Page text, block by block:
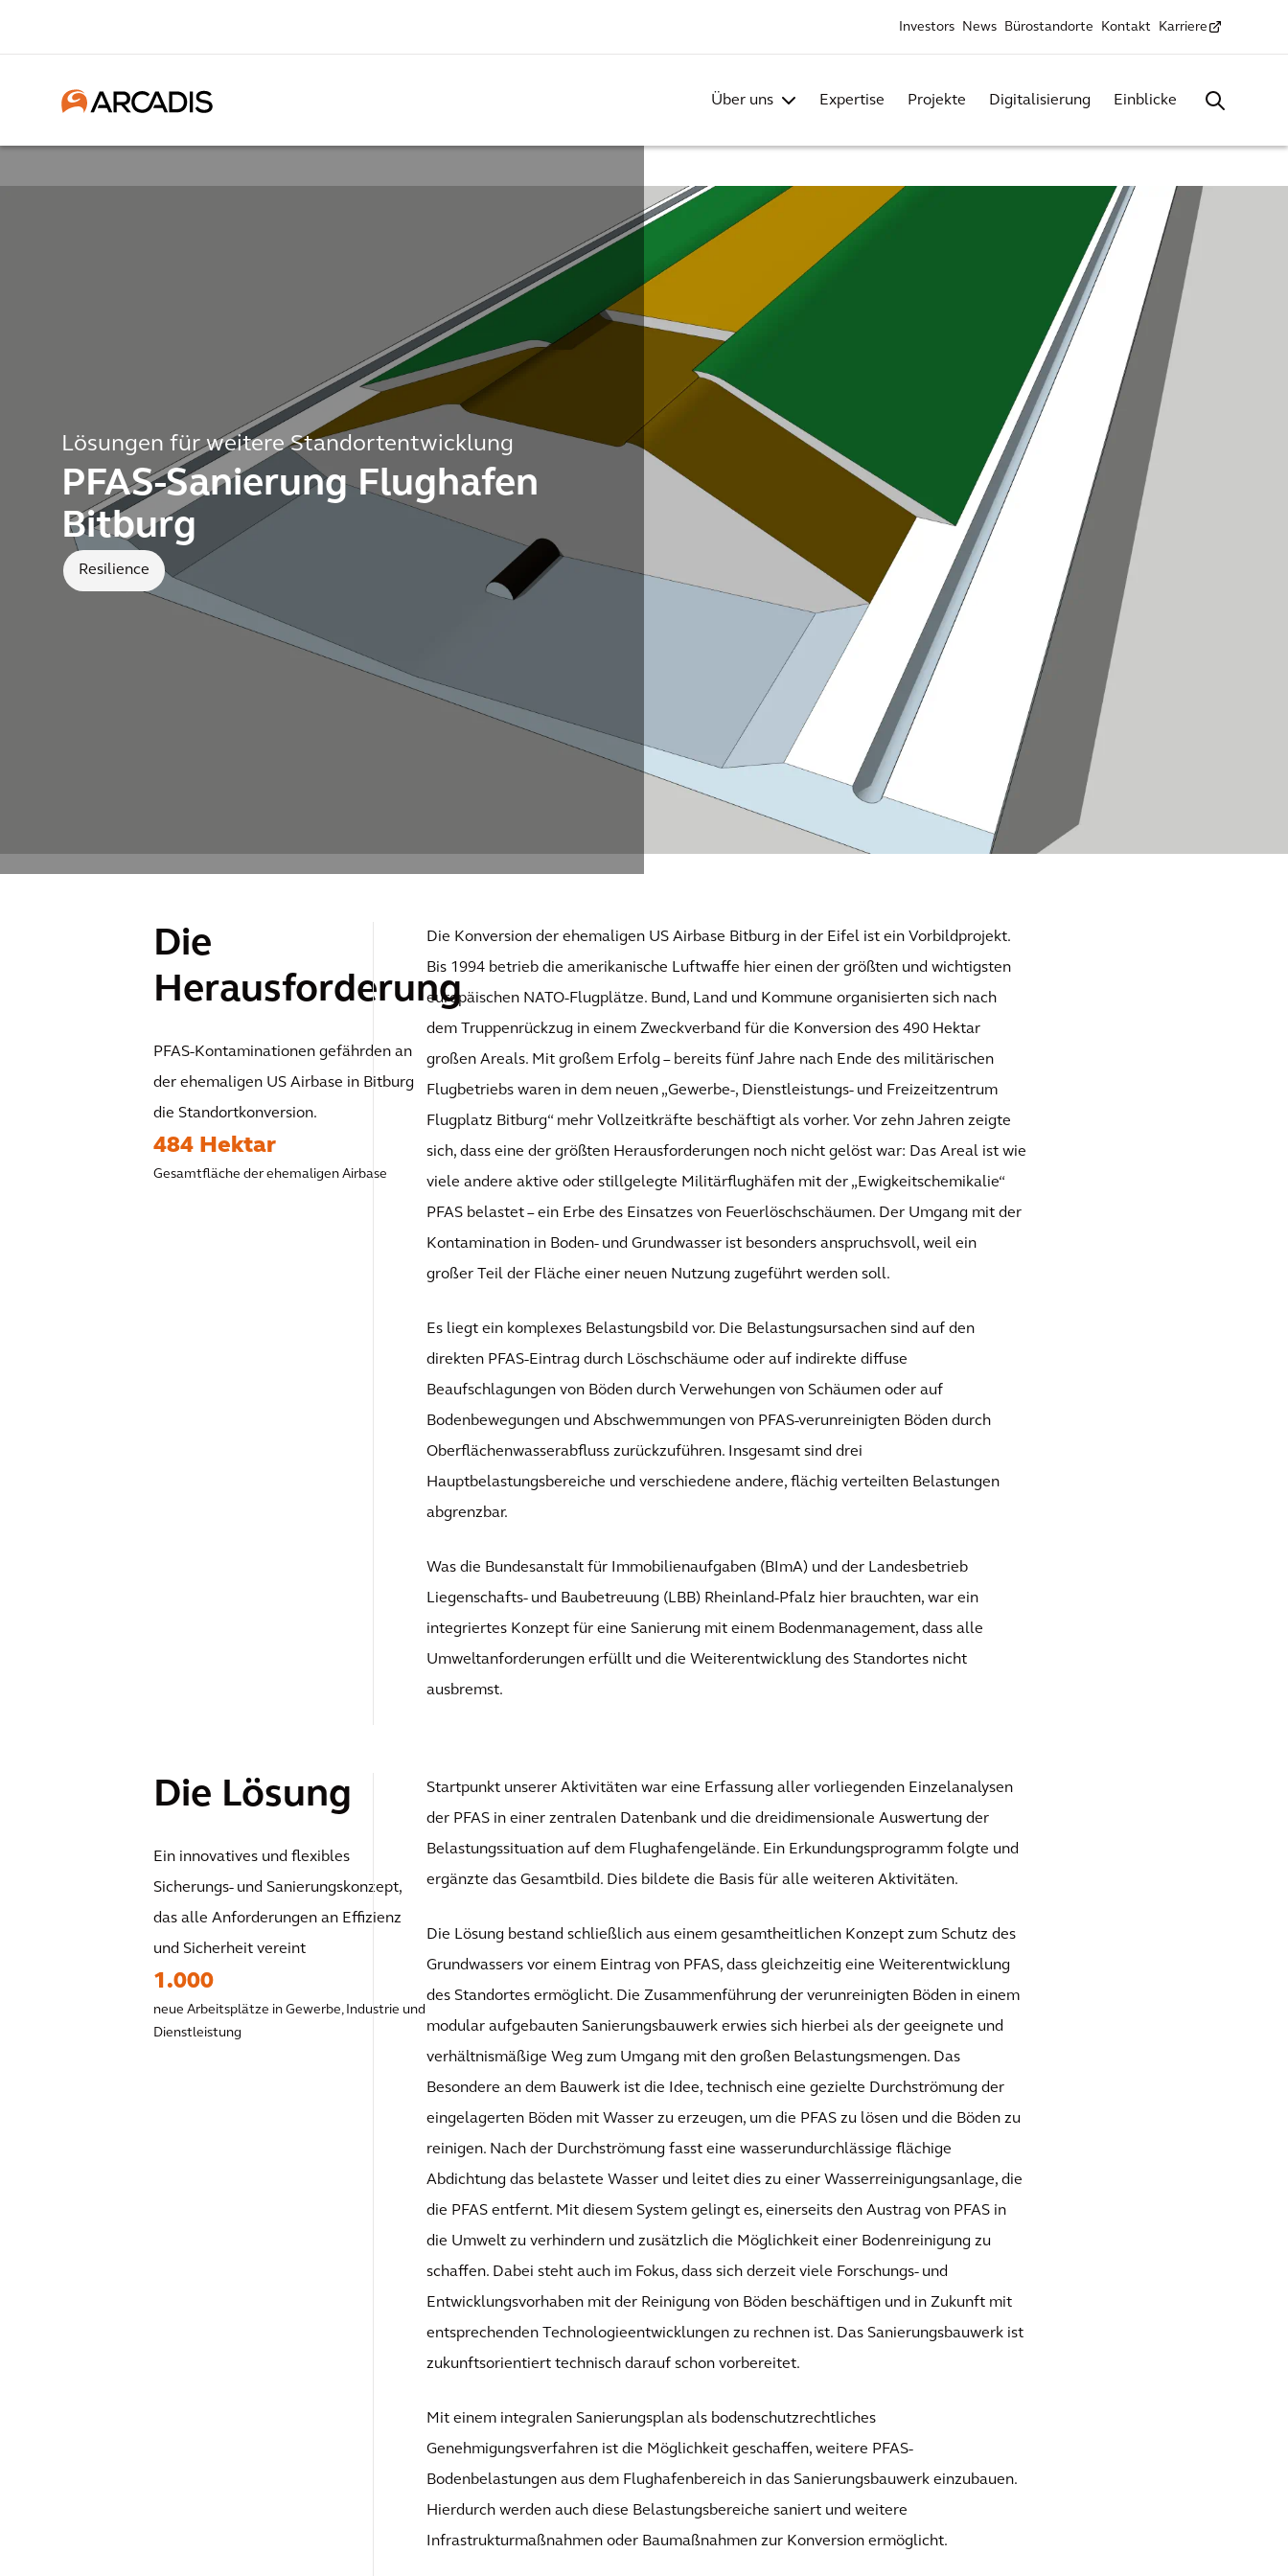
Investors News Bürostandorte Kontakt Karriere
Über uns Expertise Projekte Digitalisierung Einblicke
Lösungen für weitere Standortentwicklung
PFAS-Sanierung Flughafen
Bitburg
Resilience
Die
Herausforderung
PFAS-Kontaminationen gefährden an
der ehemaligen US Airbase in Bitburg
die Standortkonversion.
484 Hektar
Gesamtfläche der ehemaligen Airbase
Die Konversion der ehemaligen US Airbase Bitburg in der Eifel ist ein Vorbildprojekt.
Bis 1994 betrieb die amerikanische Luftwaffe hier einen der größten und wichtigsten
europäischen NATO-Flugplätze. Bund, Land und Kommune organisierten sich nach
dem Truppenrückzug in einem Zweckverband für die Konversion des 490 Hektar
großen Areals. Mit großem Erfolg – bereits fünf Jahre nach Ende des militärischen
Flugbetriebs waren in dem neuen „Gewerbe-, Dienstleistungs- und Freizeitzentrum
Flugplatz Bitburg“ mehr Vollzeitkräfte beschäftigt als vorher. Vor zehn Jahren zeigte
sich, dass eine der größten Herausforderungen noch nicht gelöst war: Das Areal ist wie
viele andere aktive oder stillgelegte Militärflughäfen mit der „Ewigkeitschemikalie“
PFAS belastet – ein Erbe des Einsatzes von Feuerlöschschäumen. Der Umgang mit der
Kontamination in Boden- und Grundwasser ist besonders anspruchsvoll, weil ein
großer Teil der Fläche einer neuen Nutzung zugeführt werden soll.
Es liegt ein komplexes Belastungsbild vor. Die Belastungsursachen sind auf den
direkten PFAS-Eintrag durch Löschschäume oder auf indirekte diffuse
Beaufschlagungen von Böden durch Verwehungen von Schäumen oder auf
Bodenbewegungen und Abschwemmungen von PFAS-verunreinigten Böden durch
Oberflächenwasserabfluss zurückzuführen. Insgesamt sind drei
Hauptbelastungsbereiche und verschiedene andere, flächig verteilten Belastungen
abgrenzbar.
Was die Bundesanstalt für Immobilienaufgaben (BImA) und der Landesbetrieb
Liegenschafts- und Baubetreuung (LBB) Rheinland-Pfalz hier brauchten, war ein
integriertes Konzept für eine Sanierung mit einem Bodenmanagement, dass alle
Umweltanforderungen erfüllt und die Weiterentwicklung des Standortes nicht
ausbremst.
Die Lösung
Ein innovatives und flexibles
Sicherungs- und Sanierungskonzept,
das alle Anforderungen an Effizienz
und Sicherheit vereint
1.000
neue Arbeitsplätze in Gewerbe, Industrie und
Dienstleistung
Startpunkt unserer Aktivitäten war eine Erfassung aller vorliegenden Einzelanalysen
der PFAS in einer zentralen Datenbank und die dreidimensionale Auswertung der
Belastungssituation auf dem Flughafengelände. Ein Erkundungsprogramm folgte und
ergänzte das Gesamtbild. Dies bildete die Basis für alle weiteren Aktivitäten.
Die Lösung bestand schließlich aus einem gesamtheitlichen Konzept zum Schutz des
Grundwassers vor einem Eintrag von PFAS, dass gleichzeitig eine Weiterentwicklung
des Standortes ermöglicht. Die Zusammenführung der verunreinigten Böden in einem
modular aufgebauten Sanierungsbauwerk erwies sich hierbei als der geeignete und
verhältnismäßige Weg zum Umgang mit den großen Belastungsmengen. Das
Besondere an dem Bauwerk ist die Idee, technisch eine gezielte Durchströmung der
eingelagerten Böden mit Wasser zu erzeugen, um die PFAS zu lösen und die Böden zu
reinigen. Nach der Durchströmung fasst eine wasserundurchlässige flächige
Abdichtung das belastete Wasser und leitet dies zu einer Wasserreinigungsanlage, die
die PFAS entfernt. Mit diesem System gelingt es, einerseits den Austrag von PFAS in
die Umwelt zu verhindern und zusätzlich die Möglichkeit einer Bodenreinigung zu
schaffen. Dabei steht auch im Fokus, dass sich derzeit viele Forschungs- und
Entwicklungsvorhaben mit der Reinigung von Böden beschäftigen und in Zukunft mit
entsprechenden Technologieentwicklungen zu rechnen ist. Das Sanierungsbauwerk ist
zukunftsorientiert technisch darauf schon vorbereitet.
Mit einem integralen Sanierungsplan als bodenschutzrechtliches
Genehmigungsverfahren ist die Möglichkeit geschaffen, weitere PFAS-
Bodenbelastungen aus dem Flughafenbereich in das Sanierungsbauwerk einzubauen.
Hierdurch werden auch diese Belastungsbereiche saniert und weitere
Infrastrukturmaßnahmen oder Baumaßnahmen zur Konversion ermöglicht.